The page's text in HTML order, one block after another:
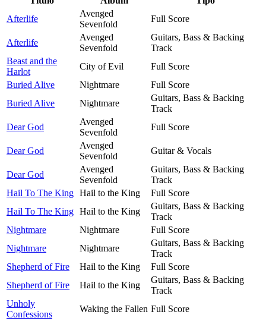
Afterlife
Avenged
Sevenfold
Full Score
Afterlife
Avenged
Sevenfold
Guitars, Bass & Backing
Track
Beast and the
Harlot
City of Evil
Full Score
Buried Alive
Nightmare
Full Score
Buried Alive
Nightmare
Guitars, Bass & Backing
Track
Dear God
Avenged
Sevenfold
Full Score
Dear God
Avenged
Sevenfold
Guitar & Vocals
Dear God
Avenged
Sevenfold
Guitars, Bass & Backing
Track
Hail To The King Hail to the King
Full Score
Hail To The King Hail to the King
Guitars, Bass & Backing
Track
Nightmare
Nightmare
Full Score
Nightmare
Nightmare
Guitars, Bass & Backing
Track
Shepherd of Fire
Hail to the King
Full Score
Shepherd of Fire
Hail to the King
Guitars, Bass & Backing
Track
Unholy
Confessions
Waking the Fallen Full Score